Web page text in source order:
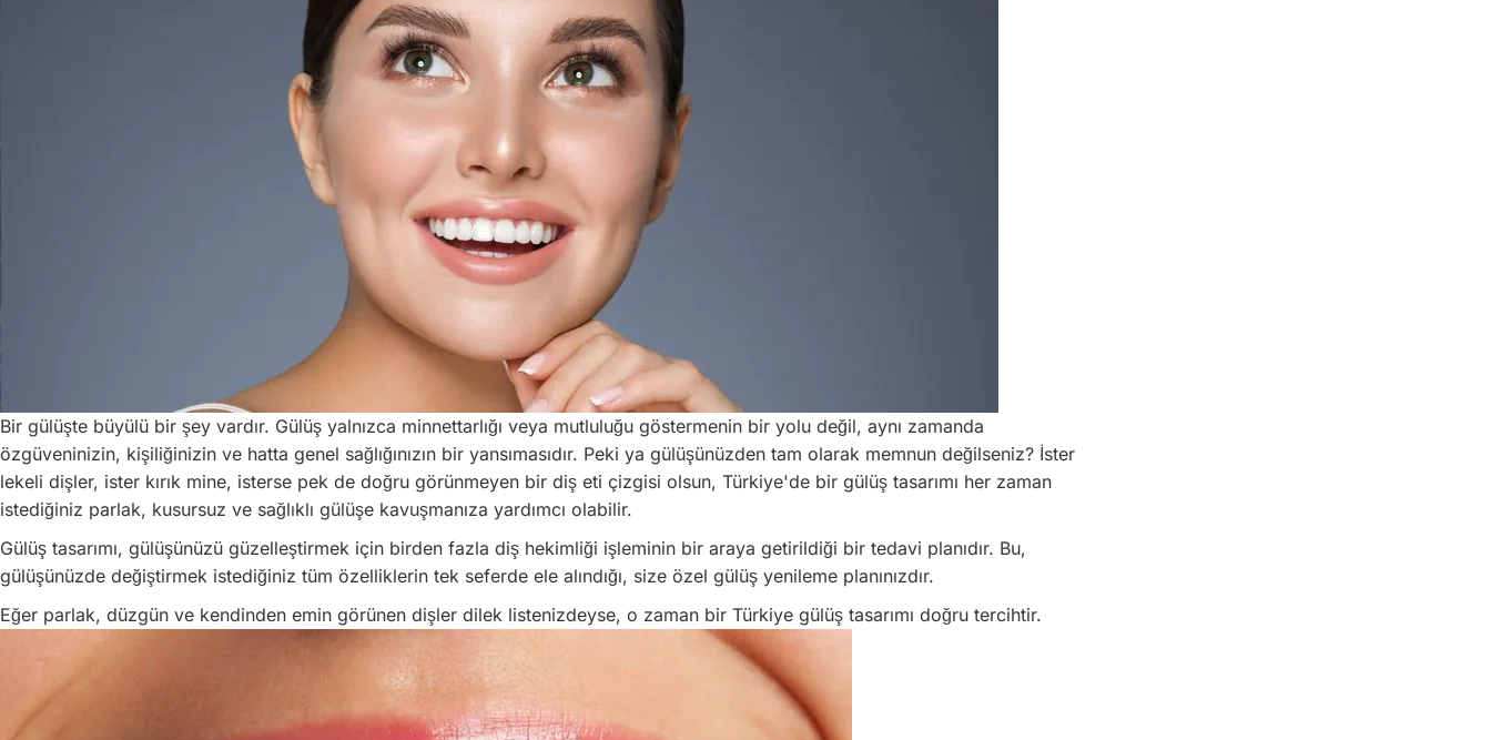
Bir gülüşte büyülü bir şey vardır. Gülüş yalnızca minnettarlığı veya mutluluğu göstermenin bir yolu değil, aynı zamanda
özgüveninizin, kişiliğinizin ve hatta genel sağlığınızın bir yansımasıdır. Peki ya gülüşünüzden tam olarak memnun değilseniz? İster
lekeli dişler, ister kırık mine, isterse pek de doğru görünmeyen bir diş eti çizgisi olsun, Türkiye'de bir gülüş tasarımı her zaman
istediğiniz parlak, kusursuz ve sağlıklı gülüşe kavuşmanıza yardımcı olabilir.
Gülüş tasarımı, gülüşünüzü güzelleştirmek için birden fazla diş hekimliği işleminin bir araya getirildiği bir tedavi planıdır. Bu,
gülüşünüzde değiştirmek istediğiniz tüm özelliklerin tek seferde ele alındığı, size özel gülüş yenileme planınızdır.
Eğer parlak, düzgün ve kendinden emin görünen dişler dilek listenizdeyse, o zaman bir Türkiye gülüş tasarımı doğru tercihtir.